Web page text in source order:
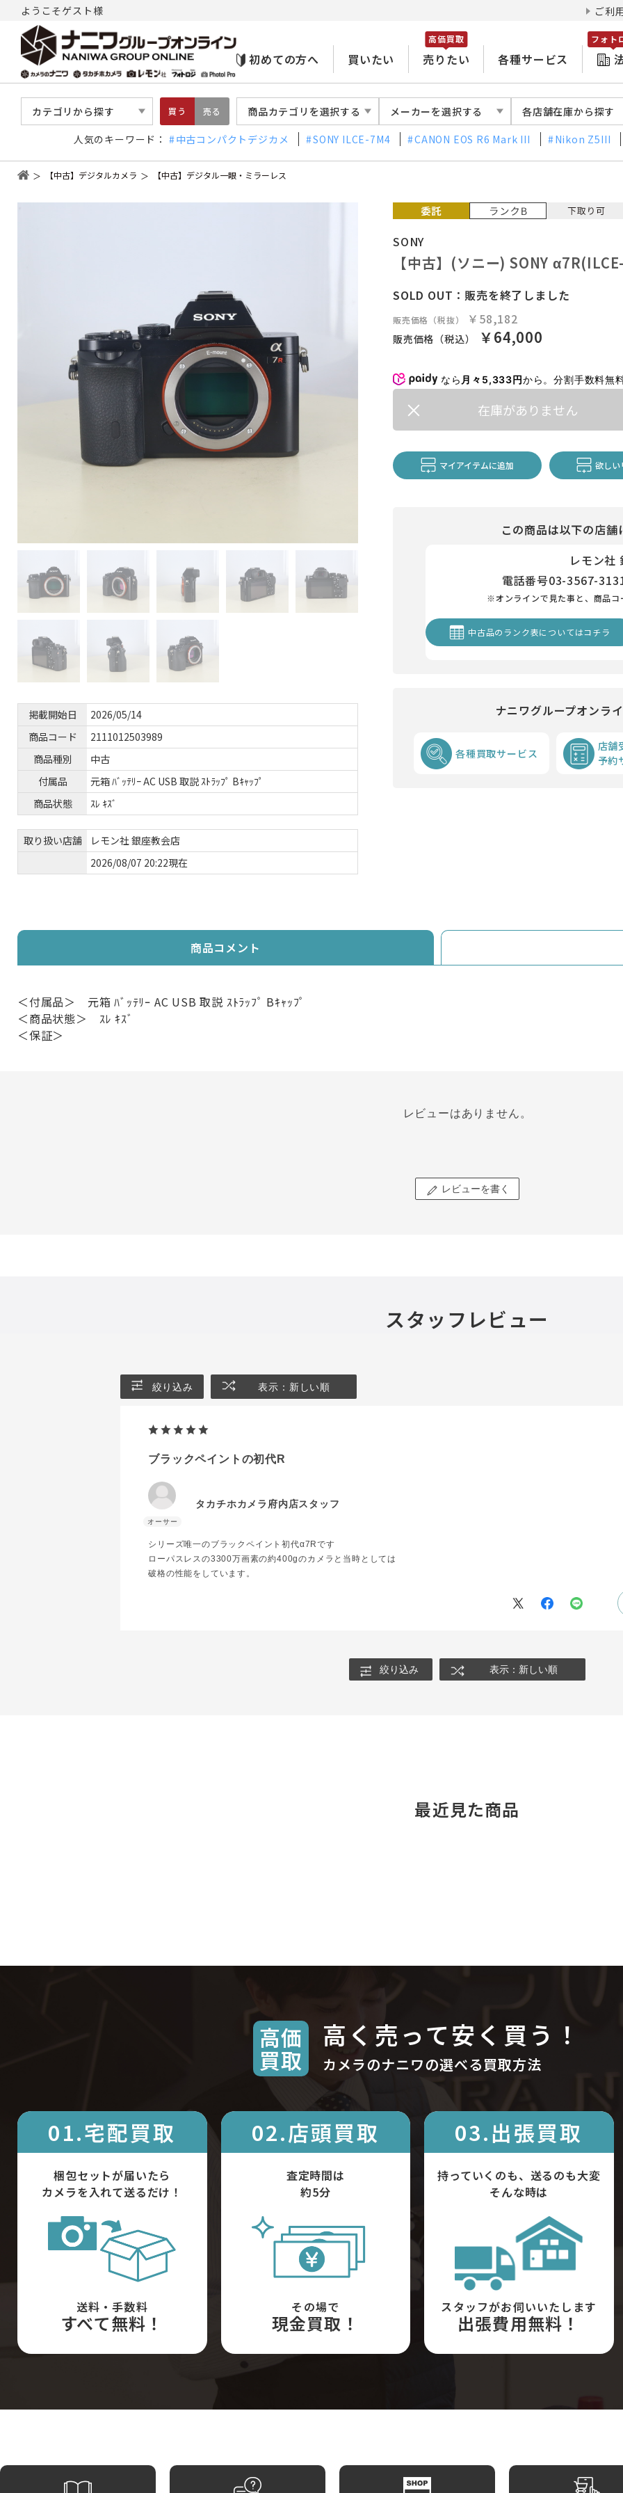
ようこそゲスト様 ご利
初めての方へ 買いたい 売りたい
高価買取
各種サービス
フォト
カテゴリから探す 買う 売る 商品カテゴリを選択する メーカーを選択する 各店舗在庫から探す
人気のキーワード： 中古コンパクトデジカメ SONY ILCE-7M4 CANON EOS R6 Mark III Nikon Z5III
【中古】デジタルカメラ 【中古】デジタル一眼・ミラーレス
掲載開始日
2026/05/14
商品コード
2111012503989
商品種別
中古
付属品
元箱 ﾊﾞｯﾃﾘｰ AC USB 取説 ｽﾄﾗｯﾌﾟ Bｷｬｯﾌﾟ
商品状態
ｽﾚ ｷｽﾞ
取り扱い店舗
レモン社 銀座教会店
2026/08/07 20:22現在
SONY
【中古】(ソニー) SONY
SOLD OUT：販売を終了しました
販売価格（税抜） ￥58,182
販売価格（税込） ￥64,000
なら 月々5,333円から。分割手数料無
在庫がありません
マイアイテムに追加 欲しい
この商品は以下の店
レモン社
電話番号03-3567-
※オンラインで見た事と、商品コ
中古品のランク表についてはコチラ
ナニワグループオンラ
各種買取サービス
店舗
予約
商品コメント
＜付属品＞ 元箱 ﾊﾞｯﾃﾘｰ AC USB 取説 ｽﾄﾗｯﾌﾟ Bｷｬｯﾌﾟ
＜商品状態＞ ｽﾚ ｷｽﾞ
＜保証＞
レビューはありません。
レビューを書く
スタッフレビュー
絞り込み 表示：新しい順
ブラックペイントの初代R
タカチホカメラ府内店スタッフ
シリーズ唯一のブラックペイント初代α7Rです
ローパスレスの3300万画素の約400gのカメラと当時としては
破格の性能をしています。
絞り込み 表示：新しい順
最近見た商品
高価
買取
高く売って安く買う！
カメラのナニワの選べる買取方法
01.宅配買取
梱包セットが届いたら
カメラを入れて送るだけ！
送料・手数料
すべて無料！
02.店頭買取
査定時間は
約5分
その場で
現金買取！
03.出張買取
持っていくのも、送るのも大変
そんな時は
スタッフがお伺いいたします
出張費用無料！